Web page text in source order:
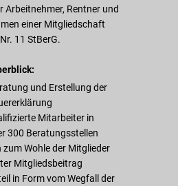
Arbeitnehmer, Rentner und
einer Mitgliedschaft
11 StBerG.
und Erstellung der
Mitarbeiter in
300 Beratungsstellen
zum Wohle der Mitglieder
Mitgliedsbeitrag
in Form vom Wegfall der